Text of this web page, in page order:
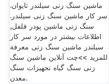
ماشین سنگ زنی سیلندر تایوان.
سر کار ماشین سنگ زنی سیلندر.
سنگ زنی ماشین پودر فلفل,
اطلاعات بیشتر در مورد سر کار
سیلندر ماشین سنگ زنی معرفة
للمزيد >>چت آنلاین ماشین سنگ
زنی سنگ گیاه تجهیزات سنگ
معدن.